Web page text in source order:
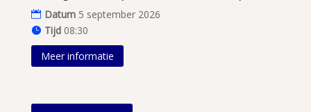
Datum 5 september 2026
Tijd 08:30
Meer informatie